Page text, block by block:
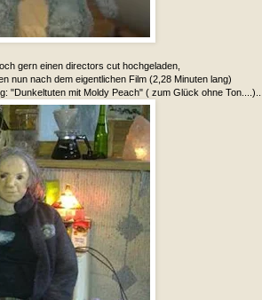
gern einen directors cut hochgeladen,
nun nach dem eigentlichen Film (2,28 Minuten lang)
"Dunkeltuten mit Moldy Peach" ( zum Glück ohne Ton....)....